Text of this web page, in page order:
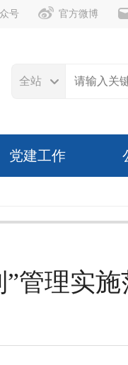
官方微博
号
全站
党建工作
管理实施